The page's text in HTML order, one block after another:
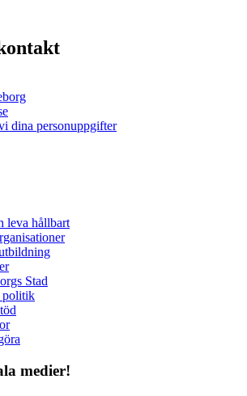
dina personuppgifter
leva hållbart
Stad
politik
medier!